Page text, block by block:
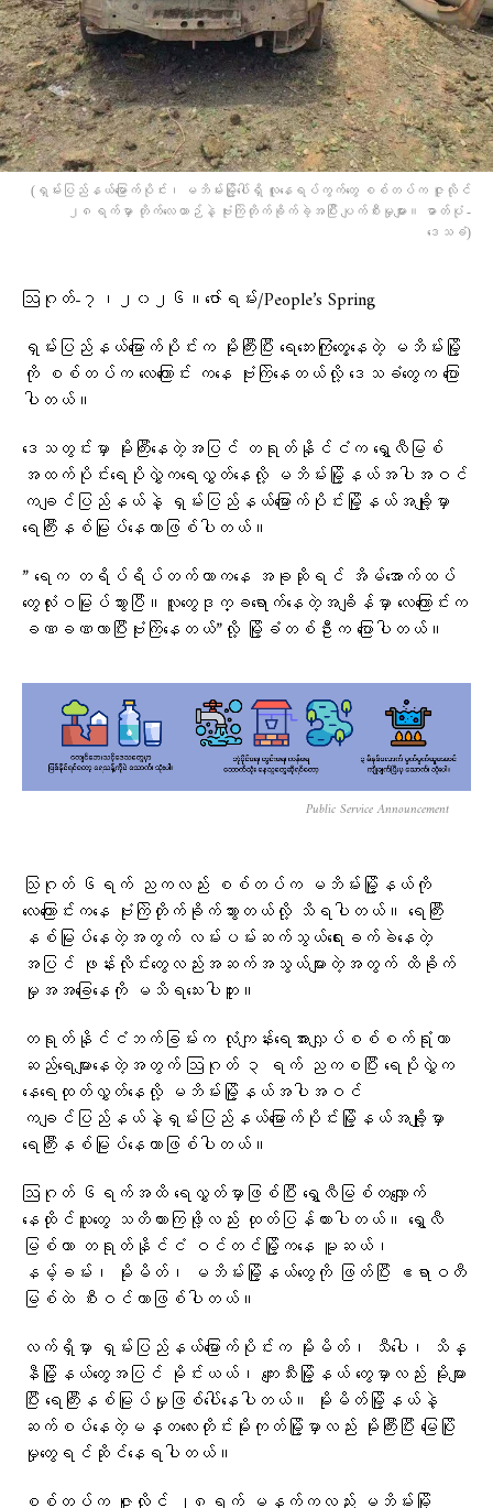
(ရှမ်းပြည်နယ်မြောက်ပိုင်း၊ မဘိမ်းမြို့ပေါ်ရှိ လူနေရပ်ကွက်တွေ စစ်တပ်က ဇူလိုင်
၂၈ရက်မှာ တိုက်လေယာဉ်နဲ့ ဗုံးကြဲတိုက်ခိုက်ခဲ့အပြီး ပျက်စီးမှုများ။ ဓာတ်ပုံ -
ဒေသခံ)
ဩဂုတ်-၇၊၂၀၂၆။ဇော်ရမ်း/People’s Spring
ရှမ်းပြည်နယ်မြောက်ပိုင်းက မိုးကြီးပြီး ရေဘေးကြုံတွေ့နေတဲ့ မဘိမ်းမြို့
ကို စစ်တပ်က လေကြောင်း ကနေ ဗုံးကြဲနေတယ်လို့ ဒေသခံတွေက ပြော
ပါတယ်။
ဒေသတွင်းမှာ မိုးကြီးနေတဲ့အပြင် တရုတ်နိုင်ငံက ရွှေလီမြစ်
အထက်ပိုင်းရေပိုလွှဲက​ရေလွှတ်နေလို့ မဘိမ်းမြို့နယ်အပါအဝင်
ကချင်ပြည်နယ်နဲ့ ရှမ်းပြည်နယ်မြောက်ပိုင်းမြို့နယ်အချို့မှာ
ရေကြီးနစ်မြုပ်နေတာဖြစ်ပါတယ်။
” ရေက တရိပ်ရိပ်တက်တာကနေ အခုဆိုရင် အိမ်အောက်ထပ်
တွေလုံးဝမြုပ်သွားပြီ။လူတွေဒုက္ခရောက်နေတဲ့အချိန်မှာ လေကြောင်းက
ခဏခဏလာပြီးဗုံးကြဲနေတယ်”လို့ မြို့ခံတစ်ဦးက ပြောပါတယ်။
Public Service Announcement
သြဂုတ် ၆ရက် ညကလည်း စစ်တပ်က မဘိမ်းမြို့နယ်ကို
လေကြောင်းကနေ ဗုံးကြဲတိုက်ခိုက်သွားတယ်လို့ သိရပါတယ်။ ရေကြီး
နစ်မြုပ်နေတဲ့အတွက် လမ်းပမ်းဆက်သွယ်ရေးခက်ခဲနေတဲ့
အပြင် ဖုန်းလိုင်းတွေလည်းအဆက်အသွယ်များတဲ့အတွက် ထိခိုက်
မှုအအခြေနေကို မသိရသေးပါဘူး။
တရုတ်နိုင်ငံဘက်ခြမ်းက လုံကျန်းရေအားလျှပ်စစ်စက်ရုံဟာ
ဆည်ရေများနေတဲ့အတွက် ဩဂုတ် ၃ ရက် ညကစပြီး ရေပိုလွှဲက‌
နေရေထုတ်လွှတ်နေလို့ မဘိမ်းမြို့နယ်အပါအဝင်
ကချင်ပြည်နယ်နဲ့ရှမ်းပြည်နယ်မြောက်ပိုင်းမြို့နယ်အချို့မှာ
ရေကြီးနစ်မြုပ်နေတာဖြစ်ပါတယ်။
ဩဂုတ် ၆ရက်အထိ ရေလွှတ်မှာဖြစ်ပြီး ရွှေလီမြစ်တလျှောက်
နေထိုင်သူတွေ သတိထားကြဖို့လည်း ထုတ်ပြန်ထားပါတယ်။ ရွှေလီ
မြစ်ဟာ တရုတ်နိုင်ငံ ဝင်တင်မြို့ကနေ မူဆယ်၊
နမ့်ခမ်း၊ မိုးမိတ်၊ မဘိမ်းမြို့နယ်တွေကို ဖြတ်ပြီး ဧရာဝတီ
မြစ်ထဲ စီးဝင်တာဖြစ်ပါတယ်။
လက်ရှိမှာ ရှမ်းပြည်နယ်မြောက်ပိုင်းက မိုးမိတ်၊ သီပေါ၊ သိန္
နီမြို့နယ်တွေအပြင် မိုင်းယယ်၊ ကျေးသီးမြို့နယ်‌ တွေမှာလည်း မိုးများ
ပြီး ရေကြီးနစ်မြုပ်မှုဖြစ်ပေါ်နေပါတယ်။ မိုးမိတ်မြို့နယ်နဲ့
ဆက်စပ်နေတဲ့မန္တလေးတိုင်းမိုးကုတ်မြို့မှာလည်း မိုးကြီးပြီး မြေပြို
မှုတွေရင်ဆိုင်နေရပါတယ်။